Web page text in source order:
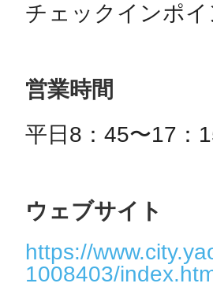
チェックインポ
営業時間
平⽇8：45〜17：
ウェブサイト
https://
1008403/